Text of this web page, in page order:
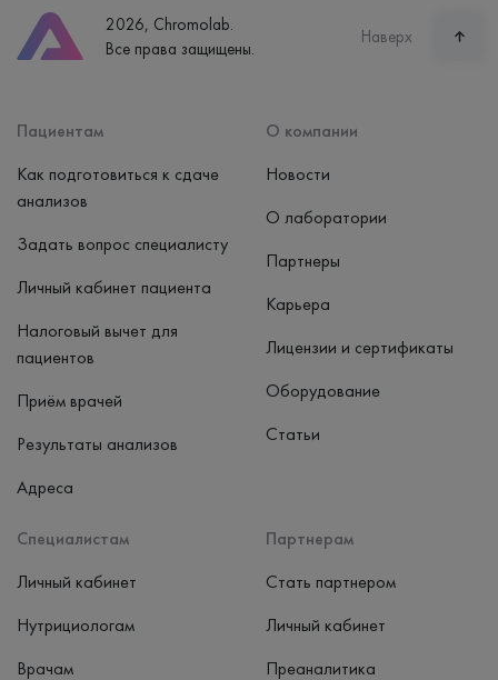
Часы работы
пн-вс: 7:30-15:00
2026, Chromolab.
Все права защищены.
Наверх
Пациентам
Как подготовиться к сдаче
анализов
Задать вопрос специалисту
Личный кабинет пациента
Налоговый вычет для
пациентов
Приём врачей
Результаты анализов
Адреса
Специалистам
Личный кабинет
Нутрициологам
Врачам
Партнерам
Стать партнером
Личный кабинет
Преаналитика
О компании
Новости
О лаборатории
Партнеры
Карьера
Лицензии и сертификаты
Оборудование
Статьи